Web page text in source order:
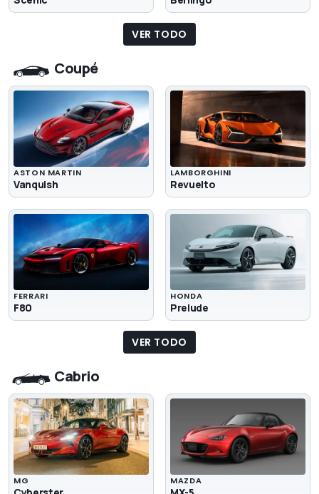
VER TODO
Coupé
ASTON MARTIN
Vanquish
LAMBORGHINI
Revuelto
FERRARI
F80
HONDA
Prelude
VER TODO
Cabrio
MG MAZDA